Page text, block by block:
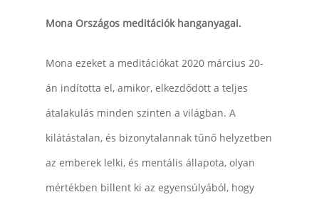
Mona Országos meditációk hanganyagai.
Mona ezeket a meditációkat 2020 március 20-
án indította el, amikor, elkezdődött a teljes
átalakulás minden szinten a világban. A
kilátástalan, és bizonytalannak tűnő helyzetben
az emberek lelki, és mentális állapota, olyan
mértékben billent ki az egyensúlyából, hogy